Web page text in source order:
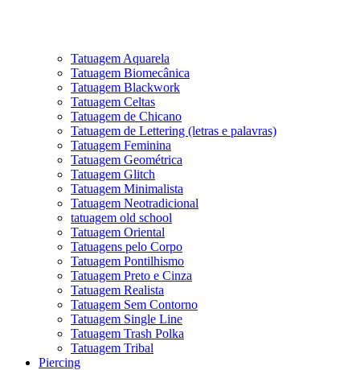
Tatuagem Aquarela
Tatuagem Biomecânica
Tatuagem Blackwork
Tatuagem Celtas
Tatuagem de Chicano
Tatuagem de Lettering (letras e palavras)
Tatuagem Feminina
Tatuagem Geométrica
Tatuagem Glitch
Tatuagem Minimalista
Tatuagem Neotradicional
tatuagem old school
Tatuagem Oriental
Tatuagens pelo Corpo
Tatuagem Pontilhismo
Tatuagem Preto e Cinza
Tatuagem Realista
Tatuagem Sem Contorno
Tatuagem Single Line
Tatuagem Trash Polka
Tatuagem Tribal
Piercing